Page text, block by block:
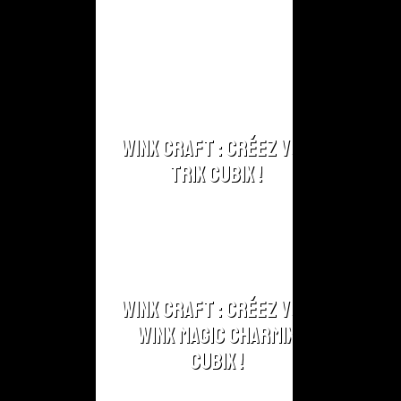
Winx Craft : Créez vos
Trix Cubix !
Winx Craft : Créez vos
Winx Magic Charmix
Cubix !